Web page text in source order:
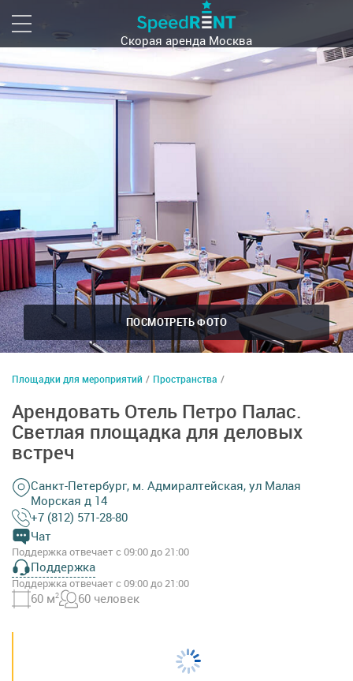
Скорая аренда Москва
ПОСМОТРЕТЬ ФОТО
Площадки для мероприятий / Пространства /
Арендовать Отель Петро Палас.
Светлая площадка для деловых
встреч
Санкт-Петербург, м. Адмиралтейская, ул Малая
Морская д 14
+7 (812) 571-28-80
Чат
Поддержка отвечает с 09:00 до 21:00
Поддержка
Поддержка отвечает с 09:00 до 21:00
60 м2 60 человек